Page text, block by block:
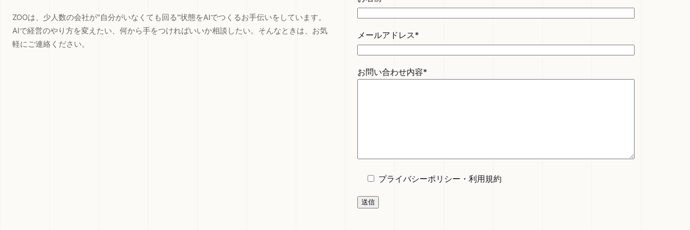
ZOOは、少人数の会社が"自分がいなくても回る"状態をAIでつくるお手伝いをしています。
AIで経営のやり方を変えたい、何から手をつければいいか相談したい。そんなときは、お気
軽にご連絡ください。
メールアドレス*
お問い合わせ内容*
プライバシーポリシー ・ 利用規約